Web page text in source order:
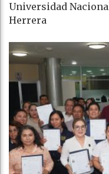
Universidad
Herrera